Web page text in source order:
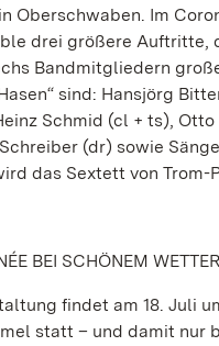
Oberschwaben. Im
drei größere Auftritte,
Bandmitgliedern
sind: Hansjörg
Schmid (cl + ts),
(dr) sowie
das Sextett von Trom-
BEI SCHÖNEM WETTER
findet am 18. Juli
statt – und damit nur